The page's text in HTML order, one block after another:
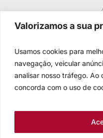
Valorizamos a sua
Usamos cookies para
navegação, veicular
analisar nosso tráfego. Ao
concorda com o uso de
Igreja Evangélica de
Sede nacional: Rua Senhor